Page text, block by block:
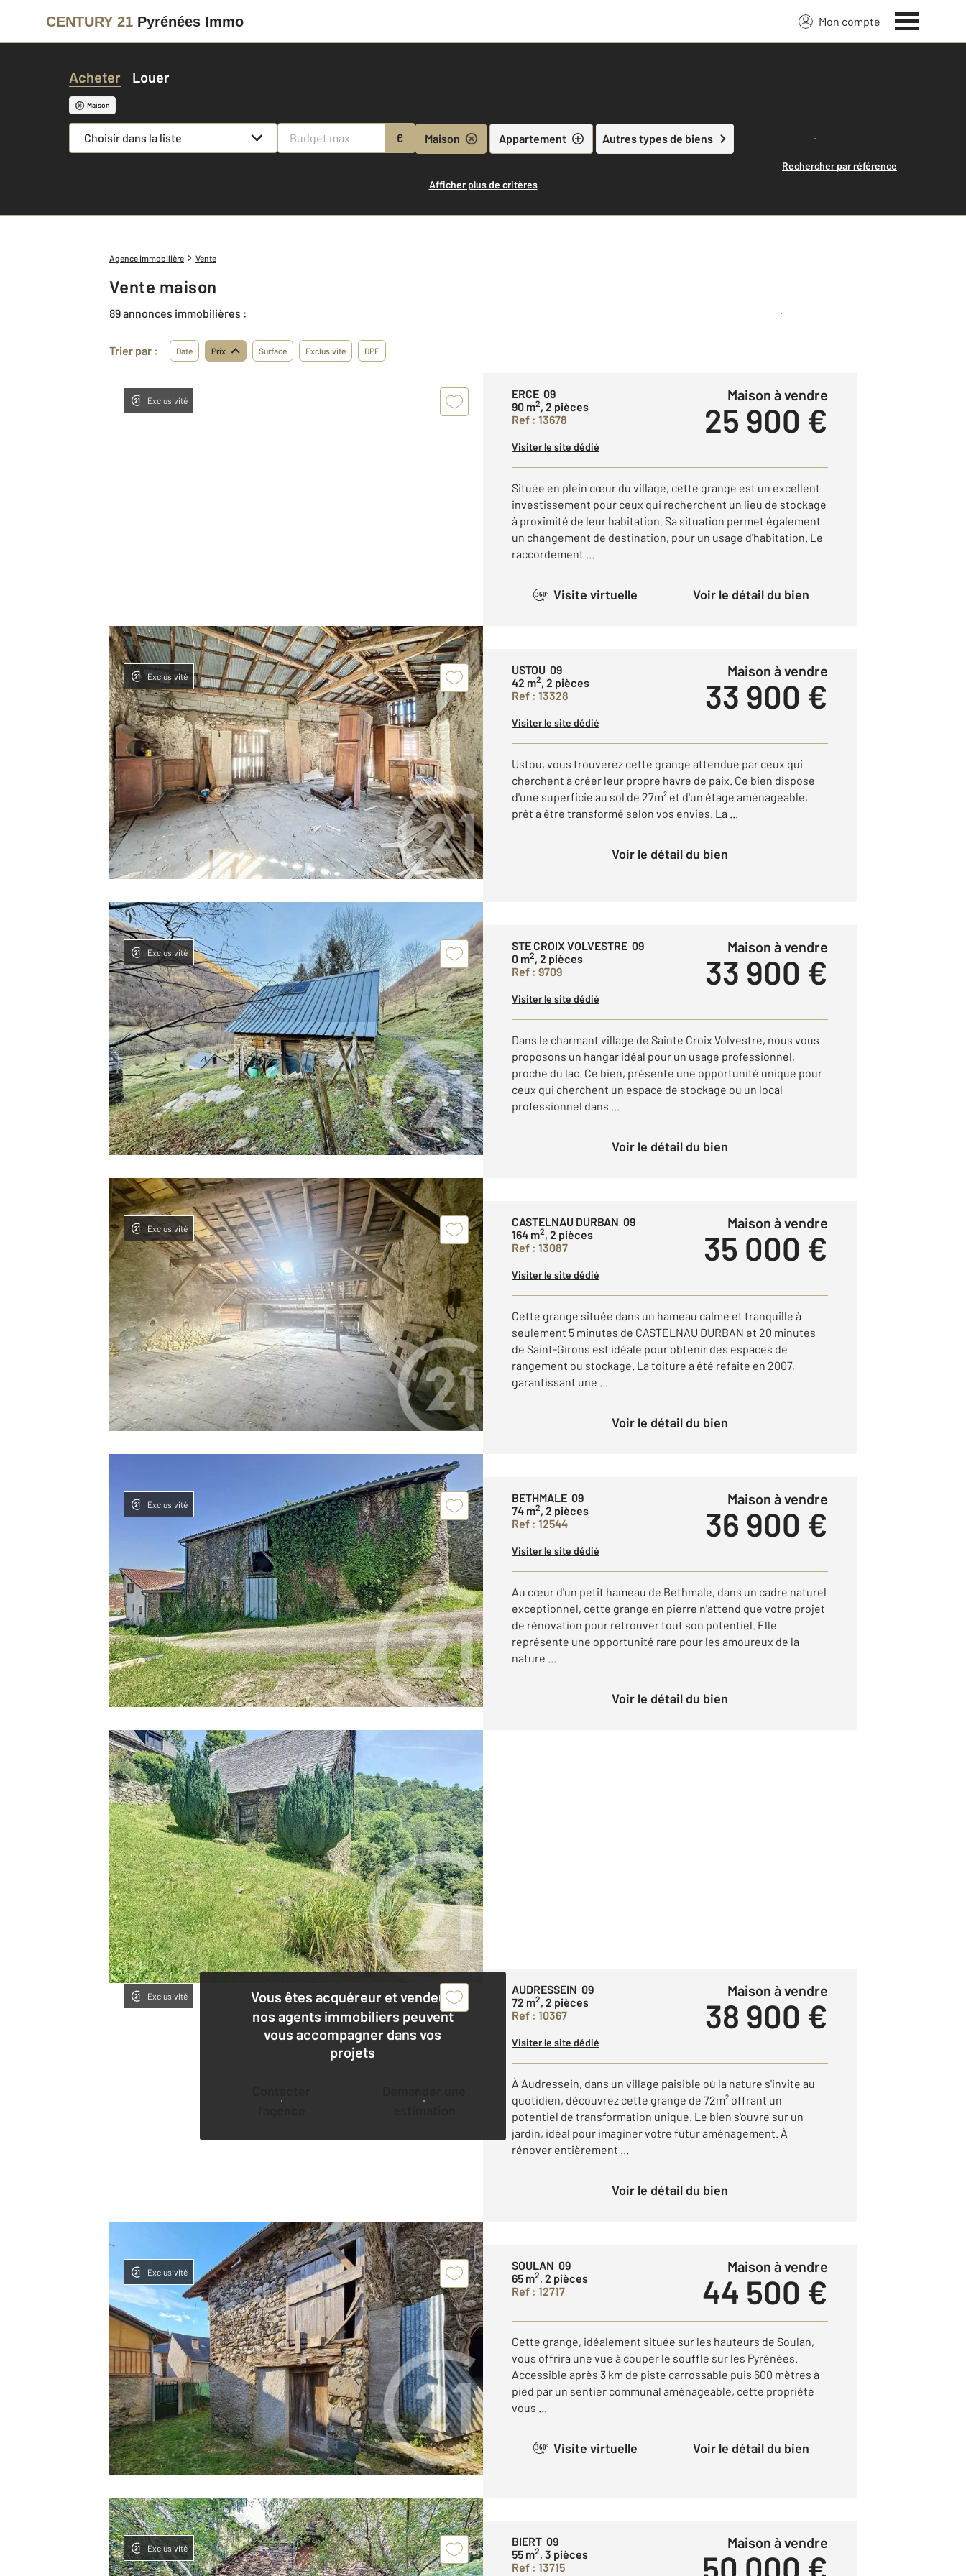
CENTURY 21 Pyrénées Immo Mon compte
Acheter Louer
Maison
Choisir dans la liste € Maison Appartement Autres types de biens Lancer ma recherche
Rechercher par référence
Afficher plus de critères
Agence immobilière Vente
Vente maison
89 annonces immobilières : Créer une alerte
Trier par : Date Prix Surface Exclusivité DPE
Exclusivité
ERCE 09
90 m2, 2 pièces
Ref : 13678
Maison à vendre
25 900 €
Visiter le site dédié
Située en plein cœur du village, cette grange est un excellent
investissement pour ceux qui recherchent un lieu de stockage
à proximité de leur habitation. Sa situation permet également
un changement de destination, pour un usage d'habitation. Le
raccordement ...
360° Visite virtuelle Voir le détail du bien
Exclusivité
USTOU 09
42 m2, 2 pièces
Ref : 13328
Maison à vendre
33 900 €
Visiter le site dédié
Ustou, vous trouverez cette grange attendue par ceux qui
cherchent à créer leur propre havre de paix. Ce bien dispose
d'une superficie au sol de 27m² et d'un étage aménageable,
prêt à être transformé selon vos envies. La ...
Voir le détail du bien
Exclusivité
STE CROIX VOLVESTRE 09
0 m2, 2 pièces
Ref : 9709
Maison à vendre
33 900 €
Visiter le site dédié
Dans le charmant village de Sainte Croix Volvestre, nous vous
proposons un hangar idéal pour un usage professionnel,
proche du lac. Ce bien, présente une opportunité unique pour
ceux qui cherchent un espace de stockage ou un local
professionnel dans ...
Voir le détail du bien
Exclusivité
CASTELNAU DURBAN 09
164 m2, 2 pièces
Ref : 13087
Maison à vendre
35 000 €
Visiter le site dédié
Cette grange située dans un hameau calme et tranquille à
seulement 5 minutes de CASTELNAU DURBAN et 20 minutes
de Saint-Girons est idéale pour obtenir des espaces de
rangement ou stockage. La toiture a été refaite en 2007,
garantissant une ...
Voir le détail du bien
Exclusivité
BETHMALE 09
74 m2, 2 pièces
Ref : 12544
Maison à vendre
36 900 €
Visiter le site dédié
Au cœur d'un petit hameau de Bethmale, dans un cadre naturel
exceptionnel, cette grange en pierre n'attend que votre projet
de rénovation pour retrouver tout son potentiel. Elle
représente une opportunité rare pour les amoureux de la
nature ...
Voir le détail du bien
Vous êtes acquéreur et vendeur,
nos agents immobiliers peuvent
vous accompagner dans vos
projets
Exclusivité
AUDRESSEIN 09
72 m2, 2 pièces
Ref : 10367
Maison à vendre
38 900 €
Visiter le site dédié
À Audressein, dans un village paisible où la nature s'invite au
quotidien, découvrez cette grange de 72m² offrant un
potentiel de transformation unique. Le bien s'ouvre sur un
jardin, idéal pour imaginer votre futur aménagement. À
rénover entièrement ...
Voir le détail du bien
Exclusivité
SOULAN 09
65 m2, 2 pièces
Ref : 12717
Maison à vendre
44 500 €
Cette grange, idéalement située sur les hauteurs de Soulan,
vous offrira une vue à couper le souffle sur les Pyrénées.
Accessible après 3 km de piste carrossable puis 600 mètres à
pied par un sentier communal aménageable, cette propriété
vous ...
360° Visite virtuelle Voir le détail du bien
Exclusivité
BIERT 09
55 m2, 3 pièces
Ref : 13715
Maison à vendre
50 000 €